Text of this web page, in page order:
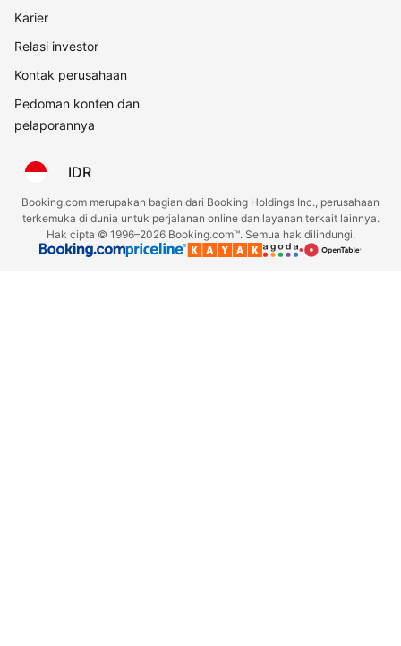
Karier
Relasi investor
Kontak perusahaan
Pedoman konten dan
pelaporannya
IDR
Booking.com merupakan bagian dari Booking Holdings Inc., perusahaan
terkemuka di dunia untuk perjalanan online dan layanan terkait lainnya.
Hak cipta © 1996–2026 Booking.com™. Semua hak dilindungi.